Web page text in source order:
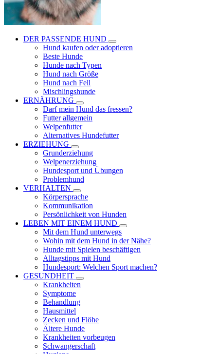
DER PASSENDE HUND
Hund kaufen oder adoptieren
Beste Hunde
Hunde nach Typen
Hund nach Größe
Hund nach Fell
Mischlingshunde
ERNÄHRUNG
Darf mein Hund das fressen?
Futter allgemein
Welpenfutter
Alternatives Hundefutter
ERZIEHUNG
Grunderziehung
Welpenerziehung
Hundesport und Übungen
Problemhund
VERHALTEN
Körpersprache
Kommunikation
Persönlichkeit von Hunden
LEBEN MIT EINEM HUND
Mit dem Hund unterwegs
Wohin mit dem Hund in der Nähe?
Hunde mit Spielen beschäftigen
Alltagstipps mit Hund
Hundesport: Welchen Sport machen?
GESUNDHEIT
Krankheiten
Symptome
Behandlung
Hausmittel
Zecken und Flöhe
Ältere Hunde
Krankheiten vorbeugen
Schwangerschaft